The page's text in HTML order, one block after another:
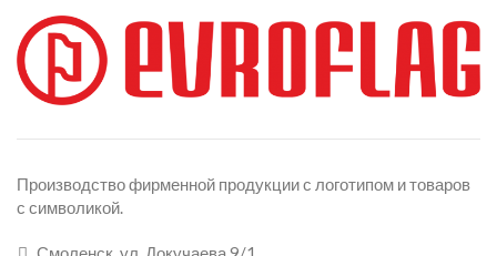
Производство фирменной продукции с логотипом и товаров
с символикой.